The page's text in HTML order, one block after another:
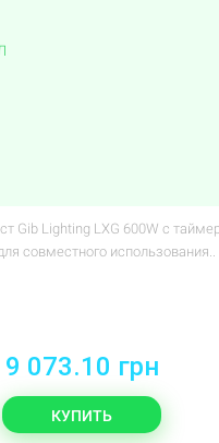
Gib Lighting LXG 600W с
совместного использования..
9 073.10 грн
КУПИТЬ